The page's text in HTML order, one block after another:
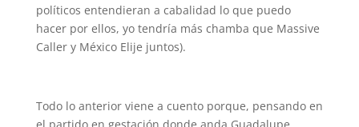
políticos entendieran a cabalidad lo que puedo
hacer por ellos, yo tendría más chamba que Massive
Caller y México Elije juntos).
Todo lo anterior viene a cuento porque, pensando en